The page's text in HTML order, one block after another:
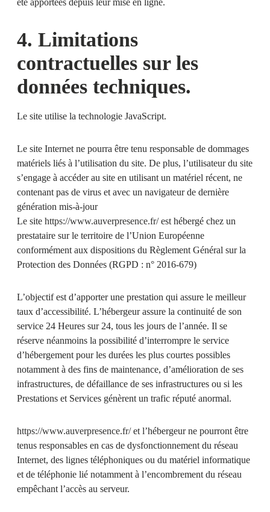
été apportées depuis leur mise en ligne.
4. Limitations
contractuelles sur les
données techniques.
Le site utilise la technologie JavaScript.
Le site Internet ne pourra être tenu responsable de dommages
matériels liés à l’utilisation du site. De plus, l’utilisateur du site
s’engage à accéder au site en utilisant un matériel récent, ne
contenant pas de virus et avec un navigateur de dernière
génération mis-à-jour
Le site https://www.auverpresence.fr/est hébergé chez un
prestataire sur le territoire de l’Union Européenne
conformément aux dispositions du Règlement Général sur la
Protection des Données (RGPD : n° 2016-679)
L’objectif est d’apporter une prestation qui assure le meilleur
taux d’accessibilité. L’hébergeur assure la continuité de son
service 24 Heures sur 24, tous les jours de l’année. Il se
réserve néanmoins la possibilité d’interrompre le service
d’hébergement pour les durées les plus courtes possibles
notamment à des fins de maintenance, d’amélioration de ses
infrastructures, de défaillance de ses infrastructures ou si les
Prestations et Services génèrent un trafic réputé anormal.
https://www.auverpresence.fr/et l’hébergeur ne pourront être
tenus responsables en cas de dysfonctionnement du réseau
Internet, des lignes téléphoniques ou du matériel informatique
et de téléphonie lié notamment à l’encombrement du réseau
empêchant l’accès au serveur.